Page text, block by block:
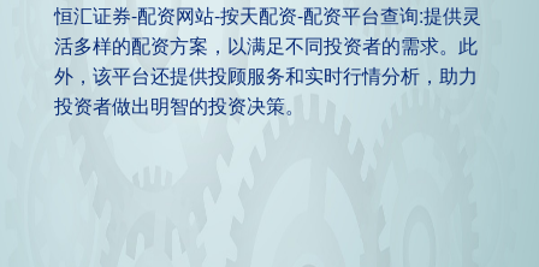
恒汇证券-配资网站-按天配资-配资平台查询:提供灵
活多样的配资方案，以满足不同投资者的需求。此
外，该平台还提供投顾服务和实时行情分析，助力
投资者做出明智的投资决策。